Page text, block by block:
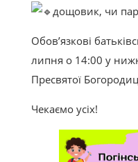
Ігумен монастиря
дощовик, чи
Обов’язкові
липня о 14:00 у
Пресвятої
Чекаємо усіх!